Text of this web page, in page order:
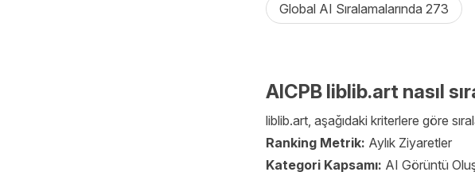
Global AI Sıralamalarında 273
AICPB liblib.art nasıl
liblib.art, aşağıdaki kriterlere göre
Ranking Metrik: Aylık Ziyaretler
Kategori Kapsamı: AI Görüntü